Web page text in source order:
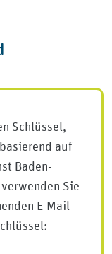
Schlüssel,
auf
Baden-
Sie
E-Mail-